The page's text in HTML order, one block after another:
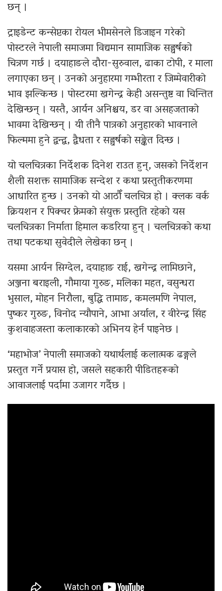
छन् ।
ट्राइडेन्ट कन्सेप्टका रोयल भीमसेनले डिजाइन गरेको
पोस्टरले नेपाली समाजमा विद्यमान सामाजिक सङ्घर्षको
चित्रण गर्छ । दयाहाङले दौरा-सुरुवाल, ढाका टोपी, र माला
लगाएका छन् । उनको अनुहारमा गम्भीरता र जिम्मेवारीको
भाव झल्किन्छ । पोस्टरमा खगेन्द्र केही असन्तुष्ट वा चिन्तित
देखिन्छन् । यस्तै, आर्यन अनिश्चय, डर वा असहजताको
भावमा देखिन्छन् । यी तीनै पात्रको अनुहारको भावनाले
फिल्ममा हुने द्वन्द्व, द्वैधता र सङ्घर्षको सङ्केत दिन्छ ।
यो चलचित्रका निर्देशक दिनेश राउत हुन्, जसको निर्देशन
शैली सशक्त सामाजिक सन्देश र कथा प्रस्तुतीकरणमा
आधारित हुन्छ । उनको यो आठौँ चलचित्र हो । क्लक वर्क
क्रियशन र पिक्चर फ्रेमको संयुक्त प्रस्तुति रहेको यस
चलचित्रका निर्माता हिमाल कडरिया हुन् । चलचित्रको कथा
तथा पटकथा सुवेदीले लेखेका छन् ।
यसमा आर्यन सिग्देल, दयाहाङ राई, खगेन्द्र लामिछाने,
अञ्जना बराइली, गौमाया गुरुङ, मलिका महत, वसुन्धरा
भुसाल, मोहन निरौला, बुद्धि तामाङ, कमलमणि नेपाल,
पुष्कर गुरुङ, विनोद न्यौपाने, आभा अर्याल, र वीरेन्द्र सिंह
कुशवाहजस्ता कलाकारको अभिनय हेर्न पाइनेछ ।
‘महाभोज’ नेपाली समाजको यथार्थलाई कलात्मक ढङ्गले
प्रस्तुत गर्ने प्रयास हो, जसले सहकारी पीडितहरूको
आवाजलाई पर्दामा उजागर गर्दैछ ।